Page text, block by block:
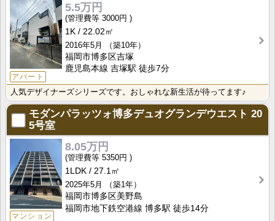
アパート
5.5万円
3000円
1K
22.02㎡
2016年5月
（築10年）
福岡市博多区吉塚
鹿児島本線 吉塚駅 徒歩7分
人気デザイナーズシリーズです。おしゃれな新生活が待ってます♪
モダンパラッツォ博多デュオグランデウエスト 20
5号室
マンション
8.05万円
5350円
1LDK
27.1㎡
2025年5月
（築1年）
福岡市博多区美野島
福岡市地下鉄空港線 博多駅 徒歩14分